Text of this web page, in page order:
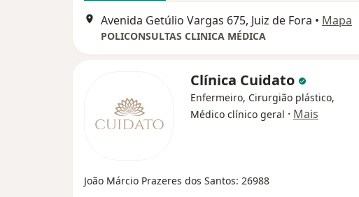
Avenida Getúlio Vargas 675, Juiz de Fora • Mapa
POLICONSULTAS CLINICA MÉDICA
Clínica Cuidato
Enfermeiro, Cirurgião plástico,
Médico clínico geral · Mais
João Márcio Prazeres dos Santos: 26988